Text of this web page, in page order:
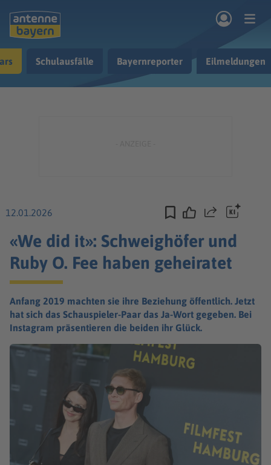
Ratgeber
Schulausfälle Bayernreporter Eilmeldungen
12.01.2026 Teilen
«We did it»: Schweighöfer und
Ruby O. Fee haben geheiratet
Anfang 2019 machten sie ihre Beziehung öffentlich. Jetzt
hat sich das Schauspieler-Paar das Ja-Wort gegeben. Bei
Instagram präsentieren die beiden ihr Glück.